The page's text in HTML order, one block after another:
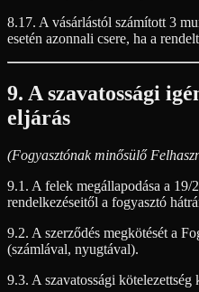
8.17. A vásárlástól számított 3
esetén azonnali csere, ha a
9. A szavatossági
eljárás
(Fogyasztónak minősülő
9.1. A felek megállapodása a
rendelkezéseitől a fogyasztó
9.2. A szerződés megkötését a
(számlával, nyugtával).
9.3. A szavatossági